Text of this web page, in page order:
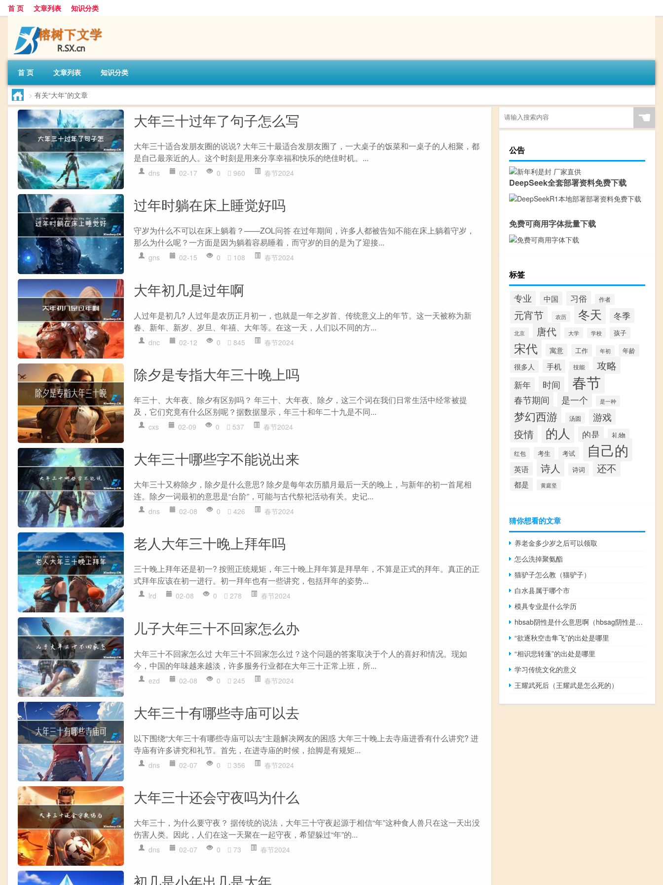
首 页 文章列表 知识分类
首 页 文章列表 知识分类
> 有关“大年”的文章
大年三十过年了句子怎么写
大年三十适合发朋友圈的说说? 大年三十最适合发朋友圈了，一大桌子的饭菜和一桌子的人相聚，都
是自己最亲近的人。这个时刻是用来分享幸福和快乐的绝佳时机。...
dns 02-17 0 960 春节2024
过年时躺在床上睡觉好吗
守岁为什么不可以在床上躺着？——ZOL问答 在过年期间，许多人都被告知不能在床上躺着守岁，
那么为什么呢？一方面是因为躺着容易睡着，而守岁的目的是为了迎接...
gns 02-15 0 108 春节2024
大年初几是过年啊
人过年是初几? 人过年是农历正月初一，也就是一年之岁首、传统意义上的年节。这一天被称为新
春、新年、新岁、岁旦、年禧、大年等。在这一天，人们以不同的方...
dnc 02-12 0 845 春节2024
除夕是专指大年三十晚上吗
年三十、大年夜、除夕有区别吗？ 年三十、大年夜、除夕，这三个词在我们日常生活中经常被提
及，它们究竟有什么区别呢？据数据显示，年三十和年二十九是不同...
cxs 02-09 0 537 春节2024
大年三十哪些字不能说出来
大年三十又称除夕，除夕是什么意思? 除夕是每年农历腊月最后一天的晚上，与新年的初一首尾相
连。除夕一词最初的意思是“台阶”，可能与古代祭祀活动有关。史记...
dns 02-08 0 426 春节2024
老人大年三十晚上拜年吗
三十晚上拜年还是初一? 按照正统规矩，年三十晚上拜年算是拜早年，不算是正式的拜年。真正的正
式拜年应该在初一进行。初一拜年也有一些讲究，包括拜年的姿势...
lrd 02-08 0 278 春节2024
儿子大年三十不回家怎么办
大年三十不回家怎么过 大年三十不回家怎么过？这个问题的答案取决于个人的喜好和情况。现如
今，中国的年味越来越淡，许多服务行业都在大年三十正常上班，所...
ezd 02-08 0 245 春节2024
大年三十有哪些寺庙可以去
以下围绕“大年三十有哪些寺庙可以去”主题解决网友的困惑 大年三十晚上去寺庙进香有什么讲究? 进
寺庙有许多讲究和礼节。首先，在进寺庙的时候，抬脚是有规矩...
dns 02-07 0 356 春节2024
大年三十还会守夜吗为什么
大年三十，为什么要守夜？ 据传统的说法，大年三十守夜起源于相信“年”这种食人兽只在这一天出没
伤害人类。因此，人们在这一天聚在一起守夜，希望躲过“年”的...
dns 02-07 0 73 春节2024
☚
公告
DeepSeek全套部署资料免费下载
免费可商用字体批量下载
标签
专业 中国 习俗 作者
元宵节 农历 冬天 冬季
北京 唐代 大学 学校 孩子
宋代 寓意 工作 年初 年龄
很多人 手机 技能 攻略
新年 时间 春节
春节期间 是一个 是一种
梦幻西游 汤圆 游戏
疫情 的人 的是 礼物
红包 考生 考试 自己的
英语 诗人 诗词 还不
都是 黄庭坚
猜你想看的文章
养老金多少岁之后可以领取
怎么洗掉聚氨酯
猫驴子怎么教（猫驴子）
白水县属于哪个市
模具专业是什么学历
hbsab阴性是什么意思啊（hbsag阴性是什么意思）
“欲逐秋空击隼飞”的出处是哪里
“相识悲转蓬”的出处是哪里
学习传统文化的意义
王耀武死后（王耀武是怎么死的）